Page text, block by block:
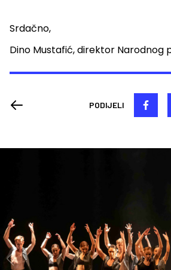
Srdačno,
Dino Mustafić, direktor Narodnog
PODIJELI